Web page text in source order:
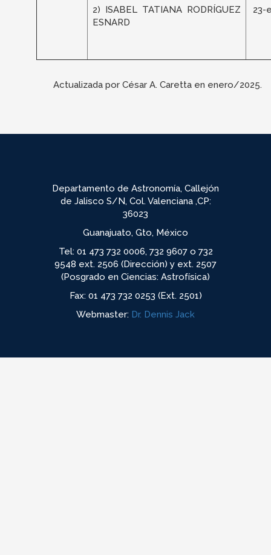
2) ISABEL TATIANA RODRÍGUEZ
ESNARD
23-
Actualizada por César A. Caretta en enero/2025.
Departamento de Astronomía, Callejón
de Jalisco S/N, Col. Valenciana ,CP:
36023
Guanajuato, Gto, México
Tel: 01 473 732 0006, 732 9607 o 732
9548 ext. 2506 (Dirección) y ext. 2507
(Posgrado en Ciencias: Astrofísica)
Fax: 01 473 732 0253 (Ext. 2501)
Webmaster: Dr. Dennis Jack